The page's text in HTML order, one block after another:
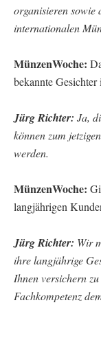
organisieren sowie
internationalen
MünzenWoche:
bekannte
Jürg Richter: Ja,
können zum
werden.
MünzenWoche:
langjährigen
Jürg Richter: Wir
ihre langjährige
Ihnen versichern
Fachkompetenz